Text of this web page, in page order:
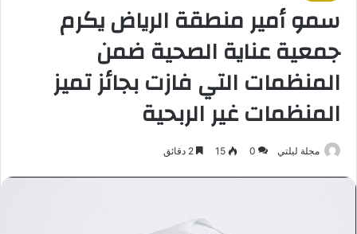
سمو أمير منطقة الرياض يكرم
جمعية عناية الصحية ضمن
المنظمات التي فازت بجائز تميز
المنظمات غير الربحية
مجلة ليلتي 0
15